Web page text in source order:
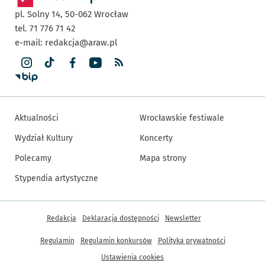
pl. Solny 14, 50-062 Wrocław
tel. 71 776 71 42
e-mail: redakcja@araw.pl
Aktualności
Wydział Kultury
Polecamy
Stypendia artystyczne
Wrocławskie festiwale
Koncerty
Mapa strony
Inne informacje
Redakcja Deklaracja dostępności Newsletter
Regulamin Regulamin konkursów
Polityka prywatności
Ustawienia cookies